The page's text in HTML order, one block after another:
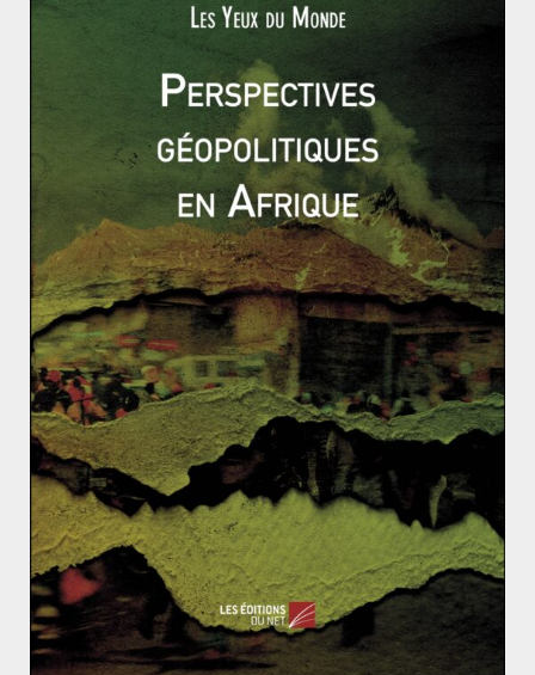
l’ANC. En 1993 lui et le président FW de Klerk se voient
attribuer conjointement le prix Nobel de la Paix et le 27
avril 1994 il votait pour la première fois de sa vie. Le 10
mai 1994 il devient le premier président sud-africain
démocratiquement élu. Il quitte la présidence de l’ANC
en 1997 puis cède sa place après un seul mandat en
1999 à 81 ans. Il se retire de la vie publique en 2004.
On le voit de plus en plus rarement, sa dernière
apparition publique se fait lors du mondial de 2010. Il
décède chez lui le 5 décembre 2013 entouré par les
siens.
Le Canada revendique la paternité du père Noël : la l
utte pour le pôle Nord
Entre sponsoring et intérêts nationaux : l’exemple d
e PDVSA
George Washington – Citations